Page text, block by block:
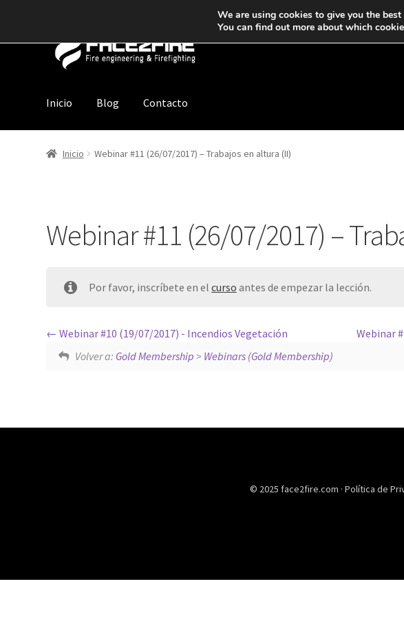
Inicio Blog Contacto
Inicio Webinar #11 (26/07/2017) – Trabajos en altura (II)
Webinar #11 (26/07/2017) –
Por favor, inscríbete en el curso antes de empezar la lección.
Webinar #10 (19/07/2017) - Incendios Vegetación
Webinar
Volver a: Gold Membership > Webinars (Gold Membership)
© 2025 face2fire.com · Política de
We are using cookies to give you the
You can find out more about which